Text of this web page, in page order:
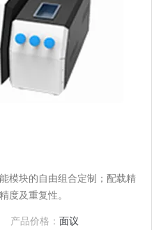
模块的自由组合定制；配载精
度及重复性。
产品价格： 面议